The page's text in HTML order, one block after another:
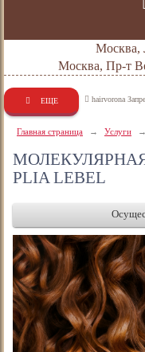
Москва,
Москва, Пр-т
ЕЩЕ hairvorona
Главная страница → Услуги →
PLIA LEBEL